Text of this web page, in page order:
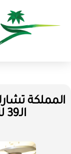
المملكة
الـ39 للاتحاد الآسيوي للمبارزة